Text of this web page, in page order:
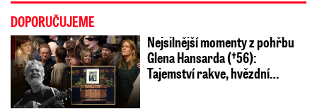
DOPORUČUJEME
Nejsilnější momenty z pohřbu
Glena Hansarda (†56):
Tajemství rakve, hvězdní…